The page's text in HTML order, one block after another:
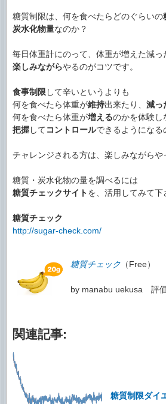
糖質制限は、何を食べたらどのぐらいの
炭水化物量なのか？
毎日体重計にのって、体重が増えた減っ
楽しみながらやるのがコツです。
食事制限 して辛いというよりも
何を食べたら体重が維持出来たり、 減っ
何を食べたら体重が増えるのかを体験し
把握してコントロールできるようになる
チャレンジされる方は、楽しみながらや
糖質・炭水化物の量を調べるには
糖質チェックサイトを、活用してみて下
糖質チェック
http://sugar-check.com/
糖質チェック （Free）
by manabu uekusa 評
関連記事:
糖質制限ダイ